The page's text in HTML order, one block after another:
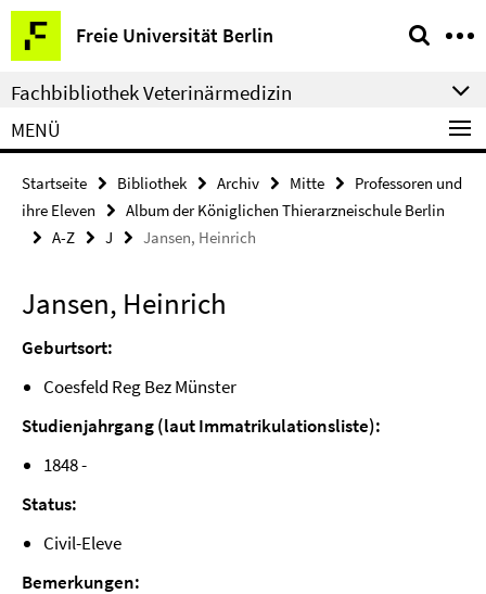
Springe
direkt
zu
Inhalt
Freie Universität Berlin
Service-
Navigation
Fachbibliothek Veterinärmedizin
MENÜ
Startseite Bibliothek Archiv Mitte
Professoren und
ihre Eleven
Album der Königlichen Thierarzneischule Berlin
A-Z
J Jansen, Heinrich
Jansen, Heinrich
Geburtsort:
Coesfeld Reg Bez Münster
Studienjahrgang (laut Immatrikulationsliste):
1848 -
Status:
Civil-Eleve
Bemerkungen: